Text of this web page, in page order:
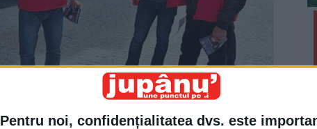
Pentru noi, confidențialitatea dvs. este